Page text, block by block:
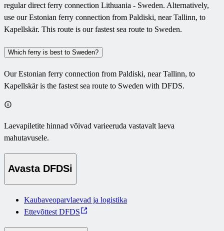
regular direct ferry connection Lithuania - Sweden. Alternatively,
use our Estonian ferry connection from Paldiski, near Tallinn, to
Kapellskär. This route is our fastest sea route to Sweden.
Which ferry is best to Sweden?
Our Estonian ferry connection from Paldiski, near Tallinn, to
Kapellskär is the fastest sea route to Sweden with DFDS.
Laevapiletite hinnad võivad varieeruda vastavalt laeva
mahutavusele.
Avasta DFDSi
Kaubaveoparvlaevad ja logistika
Ettevõttest DFDS